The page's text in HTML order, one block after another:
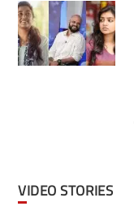
VIDEO STORIES